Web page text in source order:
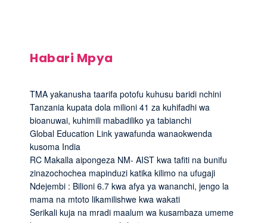
Habari Mpya
TMA yakanusha taarifa potofu kuhusu baridi nchini
Tanzania kupata dola milioni 41 za kuhifadhi wa
bioanuwai, kuhimili mabadiliko ya tabianchi
Global Education Link yawafunda wanaokwenda
kusoma India
RC Makalla aipongeza NM- AIST kwa tafiti na bunifu
zinazochochea mapinduzi katika kilimo na ufugaji
Ndejembi : Bilioni 6.7 kwa afya ya wananchi, jengo la
mama na mtoto likamilishwe kwa wakati
Serikali kuja na mradi maalum wa kusambaza umeme